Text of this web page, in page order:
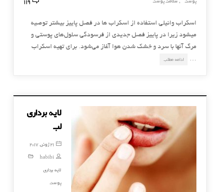
,
اسكراب وانیلی استفاده از اسکراب ها در فصل پاییز بیشتر توصیه
میشود زیرا در پاییز فصل جدیدی از فرسودگی سلول‌های پوستی و
مرگ آنها با سرد و خشك شدن هوا آغاز می‌شود. برای تهیه اسكراب
…
ادامه مطلب
لایه برداری
لب
21 ژوئن, 2017
habibi
لایه برداری
پوست